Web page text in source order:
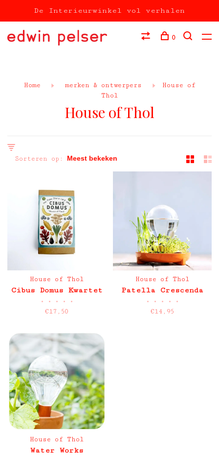
De Interieurwinkel vol verhalen
0
Home merken & ontwerpers
House of
Thol
House of Thol
Sorteren op:
House of Thol
Cibus Domus Kwartet
• • • • •
€17,50
House of Thol
Patella Crescenda
• • • • •
€14,95
House of Thol
Water Works